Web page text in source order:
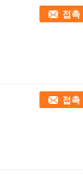
접촉
접촉